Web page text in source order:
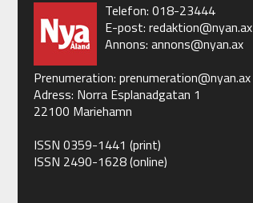
Telefon: 018-23444
E-post: redaktion@nyan.ax
Annons: annons@nyan.ax
Prenumeration: prenumeration@nyan.ax
Adress: Norra Esplanadgatan 1
22100 Mariehamn
ISSN 0359-1441 (print)
ISSN 2490-1628 (online)